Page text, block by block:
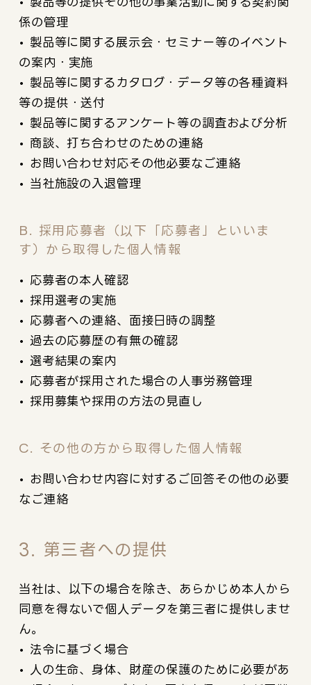
係の管理
• 製品等に関する展示会・セミナー等のイベント
の案内・実施
• 製品等に関するカタログ・データ等の各種資料
等の提供・送付
• 製品等に関するアンケート等の調査および分析
• 商談、打ち合わせのための連絡
• お問い合わせ対応その他必要なご連絡
• 当社施設の入退管理
B. 採用応募者（以下「応募者」といいま
す）から取得した個人情報
• 応募者の本人確認
• 採用選考の実施
• 応募者への連絡、面接日時の調整
• 過去の応募歴の有無の確認
• 選考結果の案内
• 応募者が採用された場合の人事労務管理
• 採用募集や採用の方法の見直し
C. その他の方から取得した個人情報
• お問い合わせ内容に対するご回答その他の必要
なご連絡
3. 第三者への提供
当社は、以下の場合を除き、あらかじめ本人から
同意を得ないで個人データを第三者に提供しませ
ん。
• 法令に基づく場合
• 人の生命、身体、財産の保護のために必要があ